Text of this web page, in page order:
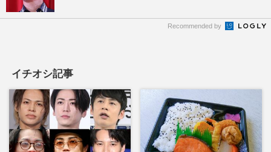
Recommended by
イチオシ記事